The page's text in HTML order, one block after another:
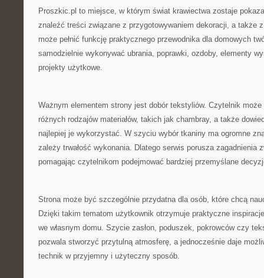
Proszkic.pl to miejsce, w którym świat krawiectwa zostaje
znaleźć treści związane z przygotowywaniem dekoracji, a także
może pełnić funkcję praktycznego przewodnika dla domowych
samodzielnie wykonywać ubrania, poprawki, ozdoby, elementy
projekty użytkowe.
Ważnym elementem strony jest dobór tekstyliów. Czytelnik
różnych rodzajów materiałów, takich jak chambray, a także
najlepiej je wykorzystać. W szyciu wybór tkaniny ma ogromne
zależy trwałość wykonania. Dlatego serwis porusza zagadnienia
pomagając czytelnikom podejmować bardziej przemyślane
Strona może być szczególnie przydatna dla osób, które chcą
Dzięki takim tematom użytkownik otrzymuje praktyczne
we własnym domu. Szycie zasłon, poduszek, pokrowców czy
pozwala stworzyć przytulną atmosferę, a jednocześnie daje
technik w przyjemny i użyteczny sposób.